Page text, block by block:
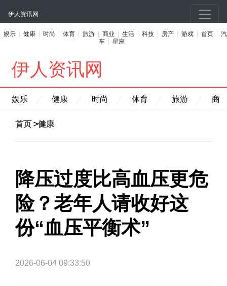
伊人资讯网
娱乐 健康 时尚 体育 旅游 商业 生活 科技 房产 游戏 首页
汽
车
星座
伊人资讯网
娱乐 健康 时尚 体育 旅游 商
首页 >健康
降压过度比高血压更危
险？老年人请收好这
份“血压平衡术”
2026-06-04 09:33:50